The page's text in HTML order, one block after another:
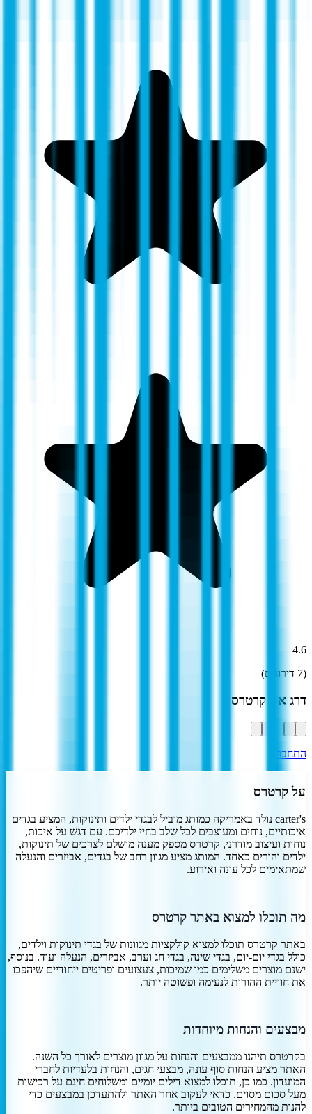
4.6
(
7 דירוגים)
דרג את קרטרס
התחבר
על קרטרס
carter's נולד באמריקה כמותג מוביל לבגדי ילדים ותינוקות, המציע בגדים
איכותיים, נוחים ומעוצבים לכל שלב בחיי ילדיכם. עם דגש על איכות,
נוחות ועיצוב מודרני, קרטרס מספק מענה מושלם לצרכים של תינוקות,
ילדים והורים כאחד. המותג מציע מגוון רחב של בגדים, אביזרים והנעלה
שמתאימים לכל עונה ואירוע.
מה תוכלו למצוא באתר קרטרס
באתר קרטרס תוכלו למצוא קולקציות מגוונות של בגדי תינוקות וילדים,
כולל בגדי יום-יום, בגדי שינה, בגדי חג וערב, אביזרים, הנעלה ועוד. בנוסף,
ישנם מוצרים משלימים כמו שמיכות, צעצועים ופריטים ייחודיים שיהפכו
את חוויית ההורות לנעימה ופשוטה יותר.
מבצעים והנחות מיוחדות
בקרטרס תיהנו ממבצעים והנחות על מגוון מוצרים לאורך כל השנה.
האתר מציע הנחות סוף עונה, מבצעי חגים, והנחות בלעדיות לחברי
המועדון. כמו כן, תוכלו למצוא דילים יומיים ומשלוחים חינם על רכישות
מעל סכום מסוים. כדאי לעקוב אחר האתר ולהתעדכן במבצעים כדי
להנות מהמחירים הטובים ביותר.